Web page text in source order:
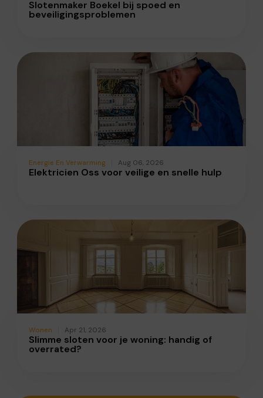
Slotenmaker Boekel bij spoed en
beveiligingsproblemen
Energie En Verwarming Aug 06, 2026
Elektricien Oss voor veilige en snelle hulp
Wonen Apr 21, 2026
Slimme sloten voor je woning: handig of
overrated?